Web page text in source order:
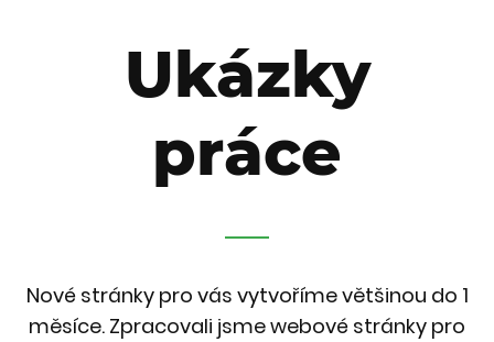
Ukázky
práce
Nové stránky pro vás vytvoříme většinou do 1
měsíce. Zpracovali jsme webové stránky pro